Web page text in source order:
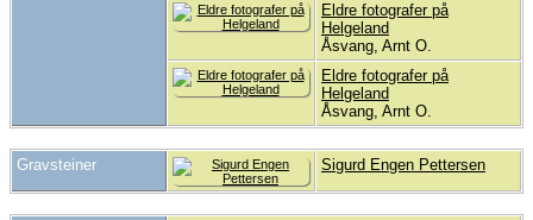
Eldre fotografer på
Helgeland
Åsvang, Arnt O.
Eldre fotografer på
Helgeland
Åsvang, Arnt O.
Gravsteiner Sigurd Engen Pettersen